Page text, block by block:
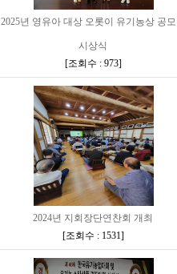
2025년 영유아 대상 오롯이 유기농상 공
시상식
[조회수 : 973]
2024년 지회장단연찬회 개최
[조회수 : 1531]